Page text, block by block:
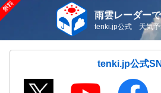
雨雲レーダー
tenki.jp公式 天気予
tenki.jp公式